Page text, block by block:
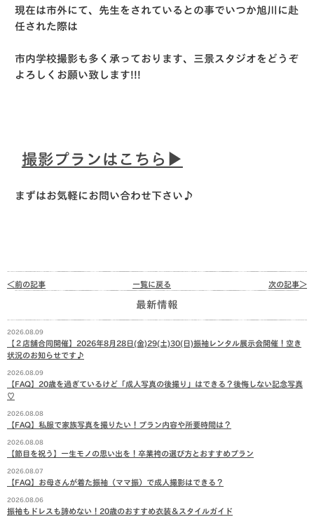
現在は市外にて、先生をされているとの事でいつか旭川に赴
任された際は
市内学校撮影も多く承っております、三景スタジオをどうぞ
よろしくお願い致します!!!
撮影プランはこちら▶︎
まずはお気軽にお問い合わせ下さい♪
＜前の記事 次の記事＞
一覧に戻る
最新情報
2026.08.09
【２店舗合同開催】2026年8月28日(金)29(土)30(日)振袖レンタル展示会開催！空き
状況のお知らせです♪
2026.08.09
【FAQ】20歳を過ぎているけど「成人写真の後撮り」はできる？後悔しない記念写真
♡
2026.08.08
【FAQ】私服で家族写真を撮りたい！プラン内容や所要時間は？
2026.08.08
【節目を祝う】一生モノの思い出を！卒業袴の選び方とおすすめプラン
2026.08.07
【FAQ】お母さんが着た振袖（ママ振）で成人撮影はできる？
2026.08.06
振袖もドレスも諦めない！20歳のおすすめ衣装＆スタイルガイド